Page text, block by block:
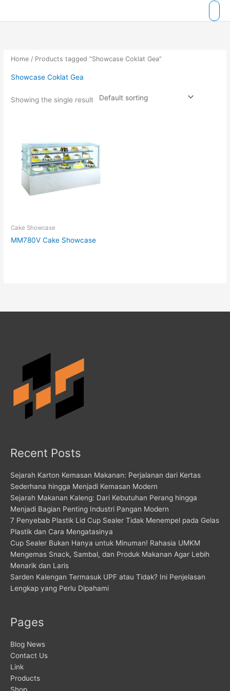
Home / Products tagged “Showcase Coklat Gea”
Showcase Coklat Gea
Showing the single result
Cake Showcase
MM780V Cake Showcase
Recent Posts
Sejarah Karton Kemasan Makanan: Perjalanan dari Kertas
Sederhana hingga Menjadi Kemasan Modern
Sejarah Makanan Kaleng: Dari Kebutuhan Perang hingga
Menjadi Bagian Penting Industri Pangan Modern
7 Penyebab Plastik Lid Cup Sealer Tidak Menempel pada Gelas
Plastik dan Cara Mengatasinya
Cup Sealer Bukan Hanya untuk Minuman! Rahasia UMKM
Mengemas Snack, Sambal, dan Produk Makanan Agar Lebih
Menarik dan Laris
Sarden Kalengan Termasuk UPF atau Tidak? Ini Penjelasan
Lengkap yang Perlu Dipahami
Pages
Blog News
Contact Us
Link
Products
Shop